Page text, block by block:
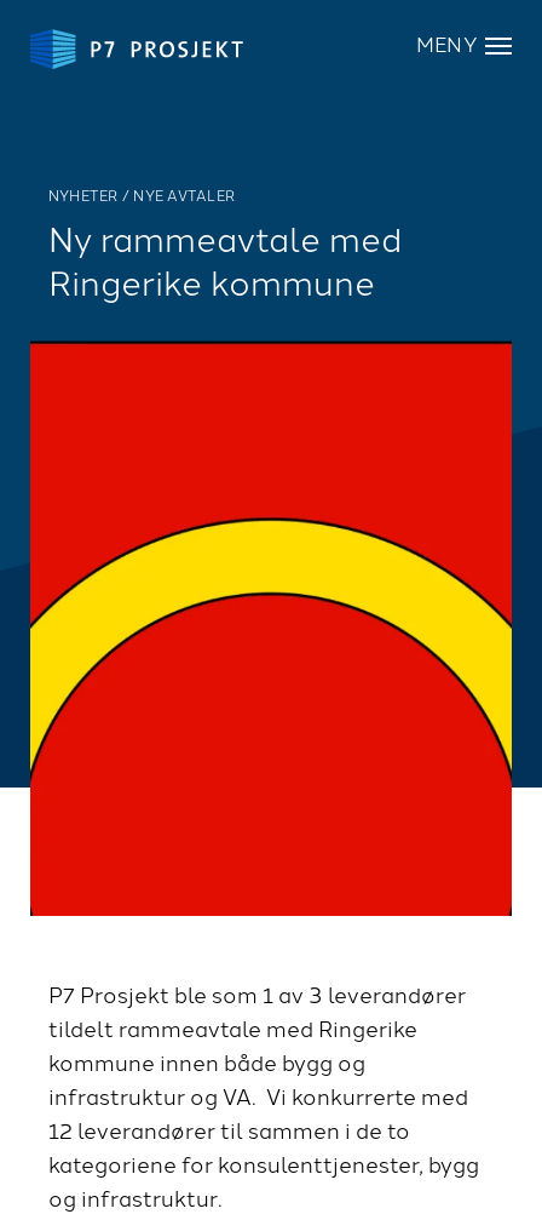
MENY
NYHETER / NYE AVTALER
Ny rammeavtale med
Ringerike kommune
P7 Prosjekt ble som 1 av 3 leverandører
tildelt rammeavtale med Ringerike
kommune innen både bygg og
infrastruktur og VA. Vi konkurrerte med
12 leverandører til sammen i de to
kategoriene for konsulenttjenester, bygg
og infrastruktur.